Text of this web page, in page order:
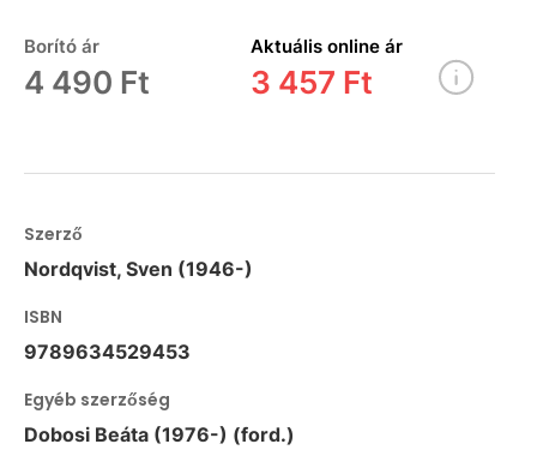
Borító ár
4 490 Ft
Aktuális online ár
3 457 Ft
Szerző
Nordqvist, Sven (1946-)
ISBN
9789634529453
Egyéb szerzőség
Dobosi Beáta (1976-) (ford.)